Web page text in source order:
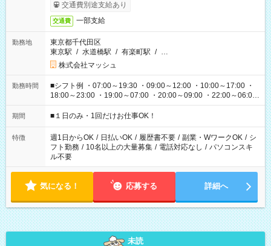
交通費別途支給あり
交通費 一部支給
勤務地
東京都千代田区
東京駅 / 水道橋駅 / 有楽町駅 / …
株式会社マッシュ
勤務時間
■シフト例 ・07:00～19:30 ・09:00～12:00 ・10:00～17:00 ・
18:00～23:00 ・19:00～07:00 ・20:00～09:00 ・22:00～06:00
etc ★最短で3時間で5,120円のお仕事から 15時間で2万円近く稼
げるお仕事も！ ご希望のお時間に合わせてご紹介！ ※シフトは
ください！
期間 ■１日のみ・1回だけお仕事OK！
特徴 週1日からOK / 日払いOK / 履歴書不要 / 副業・WワークOK / シ
フト勤務 / 10名以上の大量募集 / 電話対応なし / パソコンスキ
ル不要
気になる！ 応募する 詳細へ
未読